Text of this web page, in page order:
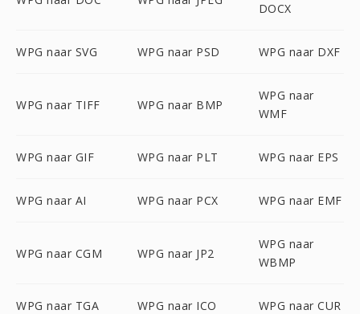
DOCX
WPG naar SVG WPG naar PSD WPG naar DXF
WPG naar TIFF WPG naar BMP
WPG naar
WMF
WPG naar GIF WPG naar PLT WPG naar EPS
WPG naar AI WPG naar PCX WPG naar EMF
WPG naar CGM WPG naar JP2
WPG naar
WBMP
WPG naar TGA WPG naar ICO WPG naar CUR